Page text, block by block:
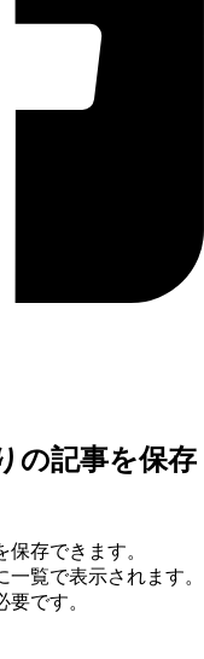
の記事を保存
保存できます。
覧で表示されます。
です。